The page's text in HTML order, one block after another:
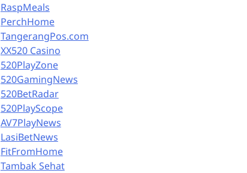
RaspMeals
PerchHome
TangerangPos.com
XX520 Casino
520PlayZone
520GamingNews
520BetRadar
520PlayScope
AV7PlayNews
LasiBetNews
FitFromHome
Tambak Sehat